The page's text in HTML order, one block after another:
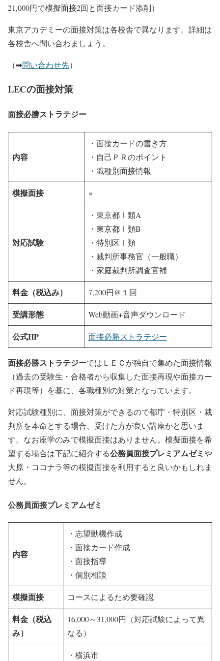
21,000円で模擬面接2回と面接カード添削）
東京アカデミーの面接対策は各校舎で異なります。詳細は
各校舎へ問い合わましょう。
（➡問い合わせ先）
LECの面接対策
面接必勝ストラテジー
内容
・面接カードの書き方
・自己ＰＲのポイント
・職種別面接情報
模擬面接 ×
対応試験
・東京都Ⅰ類A
・東京都Ⅰ類B
・特別区Ⅰ類
・裁判所事務官（一般職）
・家庭裁判所調査官補
料金（税込み） 7,200円@１回
受講形態 Web動画+音声ダウンロード
公式HP 面接必勝ストラテジー
面接必勝ストラテジーではＬＥＣが独自で集めた面接情報
（過去の受験生・合格者から収集した面接再現や面接カー
ド再現等）を基に、各職種別の対策となっています。
対応試験種別に、面接対策ができるので都庁・特別区・裁
判所を本命とする場合、受けた方が良い講座かと思いま
す。なお座学のみで模擬面接はありません。模擬面接を希
望する場合は下記に紹介する公務員面接プレミアムゼミや
大原・ココナラ等の模擬面接を利用すると良いかもしれま
せん。
公務員面接プレミアムゼミ
内容
・志望動機作成
・面接カード作成
・面接指導
・個別相談
模擬面接 コースによるため要確認
料金（税込
み）
16,000～31,000円（対応試験によって異
なる）
・横浜市